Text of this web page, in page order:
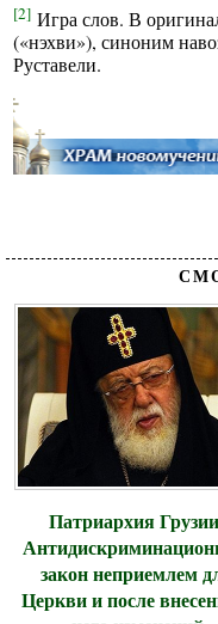
[2] Игра слов. В
(«нэхви»), синоним
Руставели.
Патриархия
закон неприемлем
Церкви и после